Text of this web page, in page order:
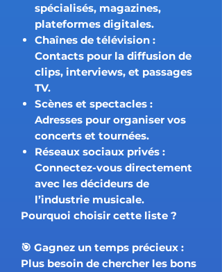
spécialisés, magazines,
plateformes digitales.
Chaînes de télévision :
Contacts pour la diffusion de
clips, interviews, et passages
TV.
Scènes et spectacles :
Adresses pour organiser vos
concerts et tournées.
Réseaux sociaux privés :
Connectez-vous directement
avec les décideurs de
l’industrie musicale.
Pourquoi choisir cette liste ?
🎯 Gagnez un temps précieux :
Plus besoin de chercher les bons